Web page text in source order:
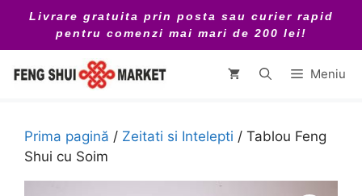
conținut
Livrare gratuita prin posta sau curier rapid
pentru comenzi mai mari de 200 lei!
Meniu
Prima pagină / Zeitati si Intelepti / Tablou Feng
Shui cu Soim